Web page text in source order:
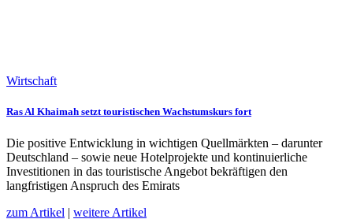
Wirtschaft
Ras Al Khaimah setzt touristischen Wachstumskurs fort
Die positive Entwicklung in wichtigen Quellmärkten – darunter
Deutschland – sowie neue Hotelprojekte und kontinuierliche
Investitionen in das touristische Angebot bekräftigen den
langfristigen Anspruch des Emirats
zum Artikel | weitere Artikel